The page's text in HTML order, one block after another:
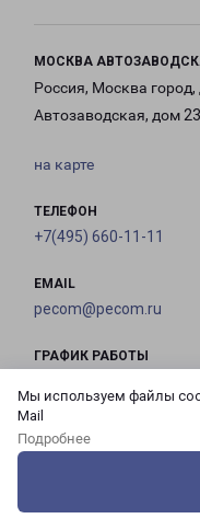
Мы используем файлы
Mail
Подробнее
МОСКВА
Россия, Москва
Автозаводская, дом
на карте
ТЕЛЕФОН
+7(495) 660-11-11
EMAIL
pecom@pecom.ru
ГРАФИК РАБОТЫ
21:00
21:00